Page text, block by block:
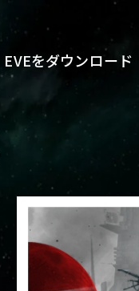
EVEをダウンロード